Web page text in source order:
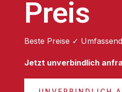
Preis
Beste Preise ✓
Jetzt unverbindlich